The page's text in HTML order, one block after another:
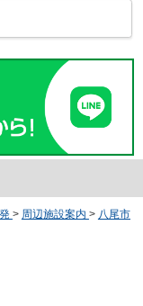
> 周辺施設案内 > 八尾市